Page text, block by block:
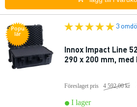
Popu
lär
3
Innox Impact Line
290 x 200 mm, med
Föreslaget pris 4 592,00 kr
I lager